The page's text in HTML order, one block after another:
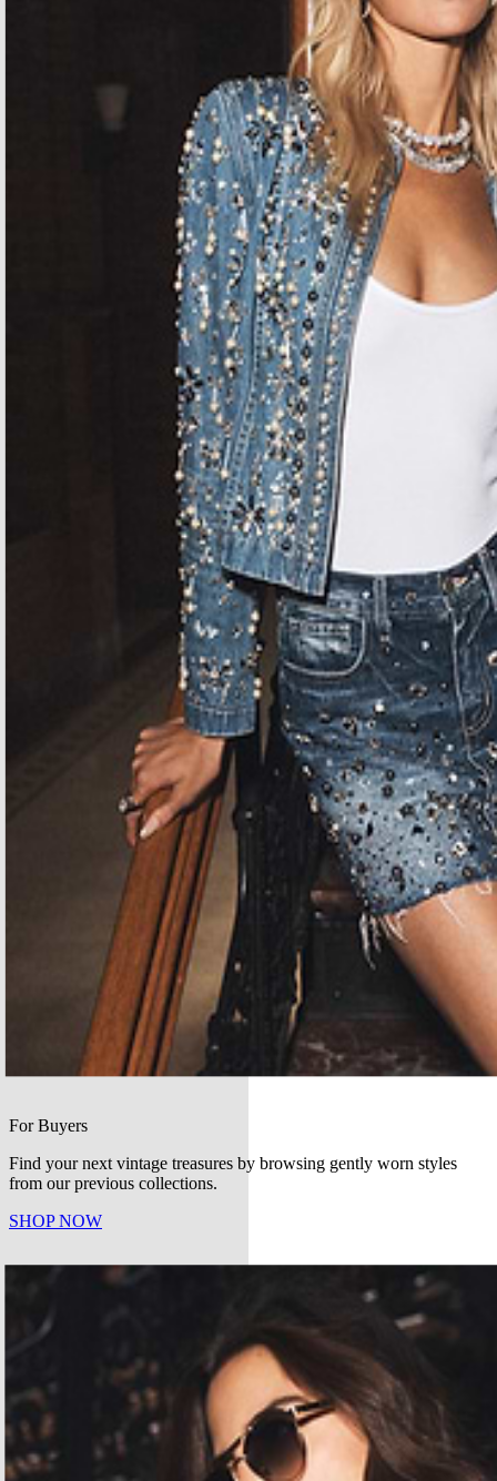
For Buyers
Find your next vintage treasures by browsing gently worn styles
from our previous collections.
SHOP NOW